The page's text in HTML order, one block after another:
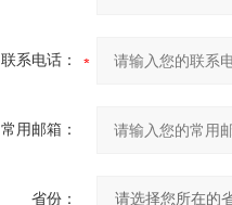
联系电话：
常用邮箱：
省份：